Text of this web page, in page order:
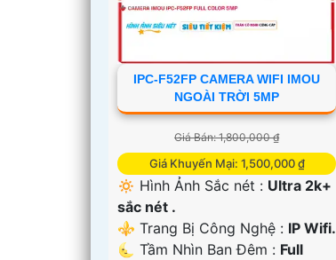
IPC-F52FP CAMERA WIFI IMOU
NGOÀI TRỜI 5MP
Giá Bán: 1,800,000 ₫
Giá Khuyến Mại: 1,500,000 ₫
🔅 Hình Ảnh Sắc nét : Ultra 2k+
sắc nét .
⚜️ Trang Bị Công Nghệ : IP Wifi.
🌜 Tầm Nhìn Ban Đêm : Full